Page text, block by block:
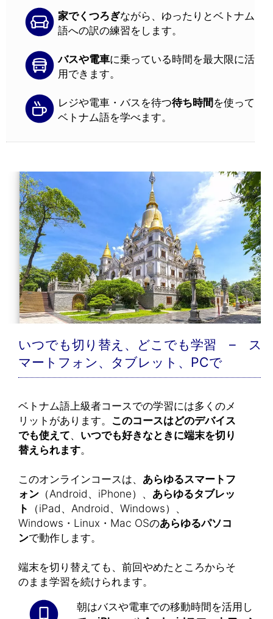
家でくつろぎながら、ゆったりとベトナム
語への訳の練習をします。
バスや電車に乗っている時間を最大限に活
用できます。
レジや電車・バスを待つ待ち時間を使って
ベトナム語を学べます。
いつでも切り替え、どこでも学習 – ス
マートフォン、タブレット、PCで
ベトナム語上級者コースでの学習には多くのメ
リットがあります。 このコースはどのデバイス
でも使えて、 いつでも好きなときに端末を切り
替えられます。
このオンラインコースは、 あらゆるスマートフ
ォン （Android、iPhone）、 あらゆるタブレッ
ト
（iPad、Android、Windows）、
Windows・Linux・Mac OSのあらゆるパソコ
ンで動作します。
端末を切り替えても、前回やめたところからそ
のまま学習を続けられます。
朝はバスや電車での移動時間を活用し